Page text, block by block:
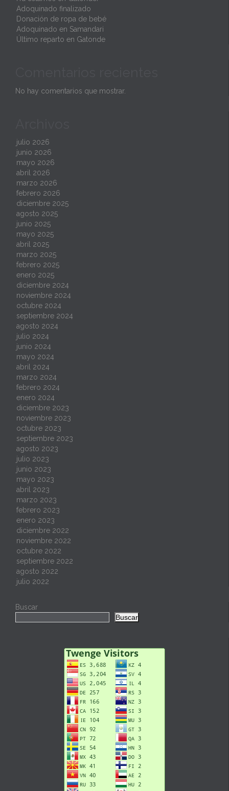
Adoquinado finalizado
Donación de ropa de bebé
Adoquinado en Samandari
Último reparto en Gatonde
No hay comentarios que mostrar.
julio 2026
junio 2026
mayo 2026
abril 2026
marzo 2026
febrero 2026
diciembre 2025
agosto 2025
junio 2025
mayo 2025
abril 2025
marzo 2025
febrero 2025
enero 2025
diciembre 2024
noviembre 2024
octubre 2024
septiembre 2024
agosto 2024
julio 2024
junio 2024
mayo 2024
abril 2024
marzo 2024
febrero 2024
enero 2024
diciembre 2023
noviembre 2023
octubre 2023
septiembre 2023
agosto 2023
julio 2023
junio 2023
mayo 2023
abril 2023
marzo 2023
febrero 2023
enero 2023
diciembre 2022
noviembre 2022
octubre 2022
septiembre 2022
agosto 2022
julio 2022
Buscar
Buscar